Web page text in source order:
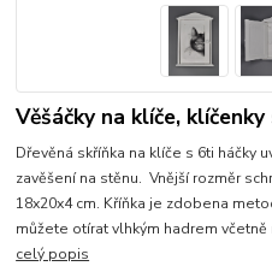
Věšáčky na klíče, klíčenky
Dřevěná skříňka na klíče s 6ti háčky
zavěšení na stěnu. Vnější rozměr
18x20x4 cm. Kříňka je zdobena
můžete otírat vlhkým hadrem
celý popis